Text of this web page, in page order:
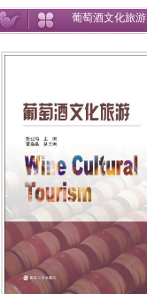
葡萄酒文化旅游